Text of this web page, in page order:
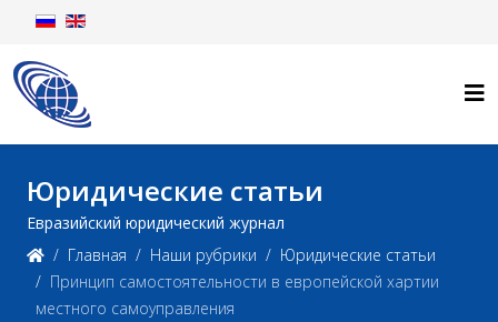
Юридические статьи
Евразийский юридический журнал
Главная
Наши рубрики
Юридические статьи
Принцип самостоятельности в европейской хартии
местного самоуправления